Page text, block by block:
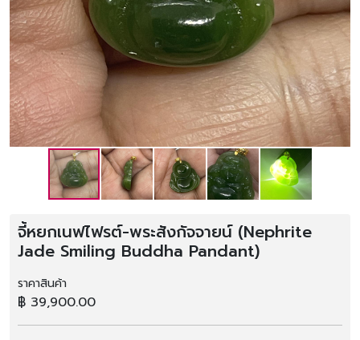
จี้หยกเนฟไฟรต์-พระสังกัจจายน์ (Nephrite
Jade Smiling Buddha Pandant)
ราคาสินค้า
฿ 39,900.00